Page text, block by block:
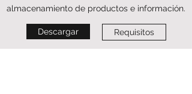
almacenamiento de productos e información.
Descargar Requisitos